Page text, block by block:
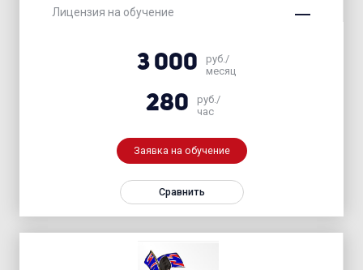
Лицензия на обучение
3 000
руб./
месяц
280
руб./
час
Заявка на обучение
Сравнить